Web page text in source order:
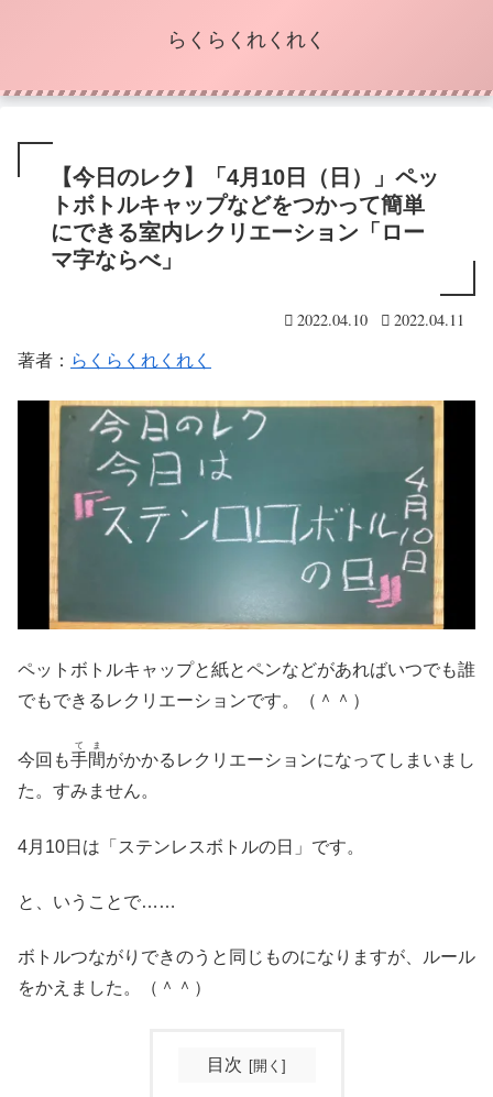
らくらくれくれく
【今日のレク】「4月10日（日）」ペッ
トボトルキャップなどをつかって簡単
にできる室内レクリエーション「ロー
マ字ならべ」
2022.04.10 2022.04.11
著者： らくらくれくれく
ペットボトルキャップと紙とペンなどがあればいつでも誰
でもできるレクリエーションです。（＾＾）
今回も手間
てま
がかかるレクリエーションになってしまいまし
た。すみません。
4月10日は「ステンレスボトルの日」です。
と、いうことで……
ボトルつながりできのうと同じものになりますが、ルール
をかえました。（＾＾）
目次